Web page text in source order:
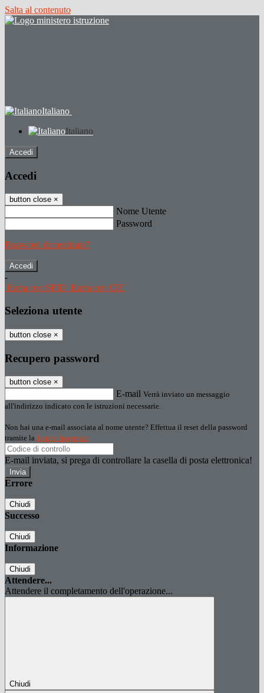
Salta al contenuto
Italiano
Italiano
Accedi
Accedi
button close ×
Nome Utente
Password
Password dimenticata?
-
Entra con SPID Entra con CIE
Seleziona utente
button close ×
Recupero password
button close ×
E-mail Verrà inviato un messaggio
all'indirizzo indicato con le istruzioni necessarie.
Non hai una e-mail associata al nome utente? Effettua il reset della password
tramite la Login Spaggiari
E-mail inviata, si prega di controllare la casella di posta elettronica!
Errore
Chiudi
Successo
Chiudi
Informazione
Chiudi
Attendere...
Attendere il completamento dell'operazione...
Chiudi